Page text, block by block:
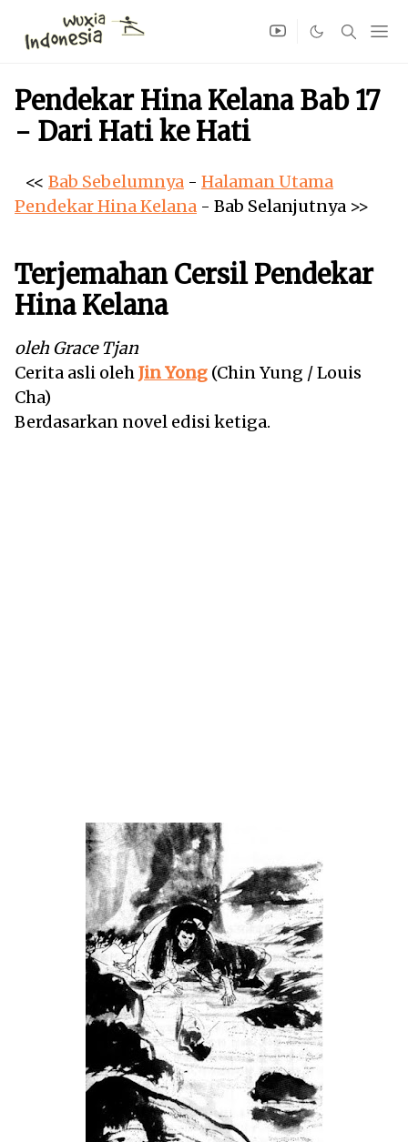
Pendekar Hina Kelana Bab 17
- Dari Hati ke Hati
<< Bab Sebelumnya - Halaman Utama
Pendekar Hina Kelana - Bab Selanjutnya >>
Terjemahan Cersil Pendekar
Hina Kelana
oleh Grace Tjan
Cerita asli olehJin Yong (Chin Yung / Louis
Cha)
Berdasarkan novel edisi ketiga.